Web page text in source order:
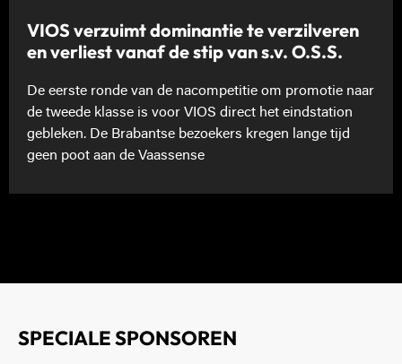
VIOS verzuimt dominantie te verzilveren
en verliest vanaf de stip van s.v. O.S.S.
De eerste ronde van de nacompetitie om promotie naar
de tweede klasse is voor VIOS direct het eindstation
gebleken. De Brabantse bezoekers kregen lange tijd
geen poot aan de Vaassense
SPECIALE SPONSOREN